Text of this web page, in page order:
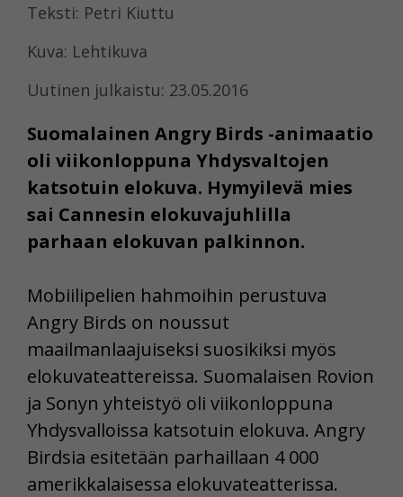
Teksti: Petri Kiuttu
Kuva: Lehtikuva
Uutinen julkaistu: 23.05.2016
Suomalainen Angry Birds -animaatio
oli viikonloppuna Yhdysvaltojen
katsotuin elokuva. Hymyilevä mies
sai Cannesin elokuvajuhlilla
parhaan elokuvan palkinnon.
Mobiilipelien hahmoihin perustuva
Angry Birds on noussut
maailmanlaajuiseksi suosikiksi myös
elokuvateattereissa. Suomalaisen Rovion
ja Sonyn yhteistyö oli viikonloppuna
Yhdysvalloissa katsotuin elokuva. Angry
Birdsia esitetään parhaillaan 4 000
amerikkalaisessa elokuvateatterissa.